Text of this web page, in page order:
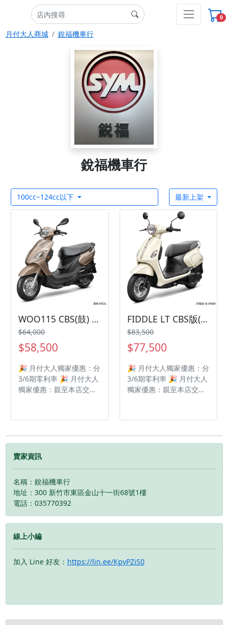
0
月付大人商城 銳福機車行
銳福機車行
100cc~124cc以下 最新上架
WOO115 CBS(鼓) (HJ11U3)
$64,000
$58,500
🎉 月付大人獨家優惠：分
3/6期零利率 🎉 月付大人
獨家優惠：親至本店交車
年丟車賠車險 🎈 產品描
統，一手掌握前後雙剎 🌟
日本京濱噴射系統，一級
質儀表板，液晶時間顯
示，讓你上班不遲到
FIDDLE LT CBS版(FM11W9)
$83,500
$77,500
🎉 月付大人獨家優惠：分
3/6期零利率 🎉 月付大人
獨家優惠：親至本店交車
年丟車賠車險 🎈 產品描
統，一手掌握前後雙剎 🌟
USB快充，手機不怕沒電
賣家資訊
名稱：銳福機車行
地址：300 新竹市東區金山十一街68號1樓
電話：035770392
線上小編
加入 Line 好友： https://lin.ee/KpvPZiS0